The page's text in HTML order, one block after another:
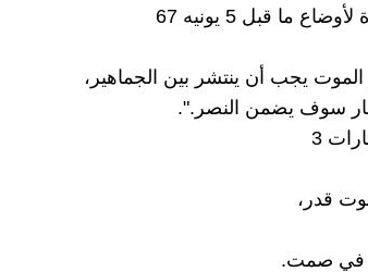
ما قبل 5 يونيه 67
الموت يجب أن ينتشر بين الجماهير،
سوف يضمن النصر.".
3
قدر،
في صمت.